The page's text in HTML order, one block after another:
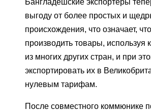
выгоду от более простых и
происхождения, что означает,
производить товары, используя
из многих других стран, и при
экспортировать их в
нулевым тарифам.
После совместного коммюнике